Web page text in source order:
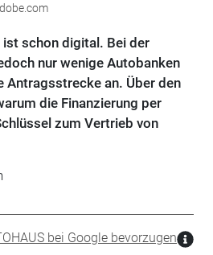
schon digital. Bei der
nur wenige Autobanken
an. Über den
die Finanzierung per
zum Vertrieb von
bei Google bevorzugen